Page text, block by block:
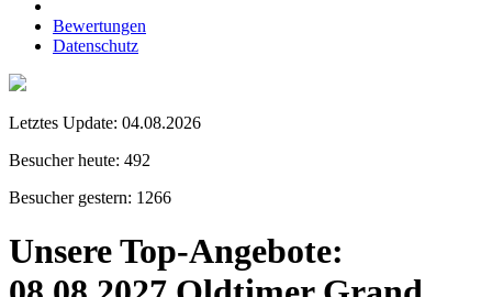
Bewertungen
Datenschutz
Letztes Update: 04.08.2026
Besucher heute: 492
Besucher gestern: 1266
Unsere Top-Angebote: